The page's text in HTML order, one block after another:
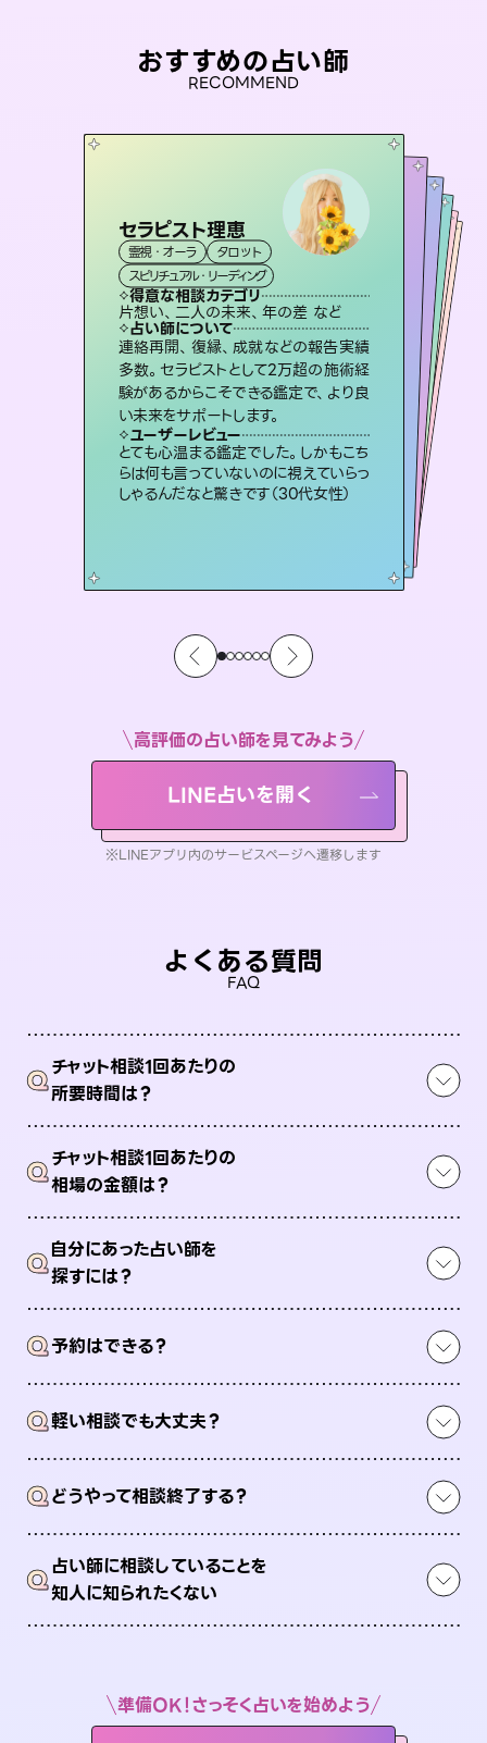
おすすめの占い師
RECOMMEND
セラピスト理恵
霊視・オーラ
タロット
スピリチュアル・リーディング
得意な相談カテゴリ
片想い、二人の未来、年の差 など
占い師について
連絡再開、復縁、成就などの報告実績
多数。セラピストとして2万超の施術経
験があるからこそできる鑑定で、より良
い未来をサポートします。
ユーザーレビュー
とても心温まる鑑定でした。しかもこち
らは何も言っていないのに視えていらっ
しゃるんだなと驚きです（30代女性）
アイリス -iris-
西洋占星術 タロット
ルーン
得意な相談カテゴリ
恋愛総合、片想い、二人の未来 など
占い師について
復縁、恋愛、不倫の行方、同性愛や片
思い、仕事関係や借金問題まで知りた
いことや心の負担になっていることを
紐解き、背中をそっと押して導きます。
ユーザーレビュー
安心感のあり、言い切ってくれる所や濁
さない鑑定のおかげで、毎回自分の気
持ちを整えられます（30代 男性）
未来視師＊花
霊視・オーラ
スピリチュアル・リーディング
得意な相談カテゴリ
出逢い、片想い、復縁 など
占い師について
未来には何パターンもの選択肢があり
ます。不安で視えにくくなっているあな
たの素敵な未来を見つけ、その未来を
選択できるようアドバイスします。
ユーザーレビュー
職場の人の性質や人間関係、本心など
本当によく視えていてびっくり。対策が
打てて前向きになれます（40代）
彗望（すいぼう
霊視・オーラ
スピリチュアル・リーディング
得意な相談カテゴリ
片想い、あの人の気持ち、復縁 など
占い師について
3,700年以上の歴史を持つ東洋最古の占術「易占」で詳細まで占い、幸せへ向かう道筋を示します。厳しい結果にも具体的な対策をお伝えします。
ユーザーレビュー
複雑な背景もしっかり聞いて鑑定して
いただけました。気持ちが楽になりまし
た（50代 女性）
桃源珠羽
霊視・オーラ
スピリチュアル・リーディング
得意な相談カテゴリ
片想い、あの人の気持ち、復縁 など
占い師について
恋愛のお悩みの中でも特に「曖昧な関
係」の相談を得意としており、友達以上
恋人未満なお相手との今後や本音を丁
寧に読み解き恋愛成就へと導きます。
ユーザーレビュー
鑑定していただいてアドバイス通りに行
動すると仲が復活してきました。ありが
とうございました（40代 女性）
おう 霊感オラクル
霊視・オーラ
オラクルカード
得意な相談カテゴリ
恋愛総合、あの人の気持ち など
占い師について
霊視×オラクルカードを使って「今」と
「未来」そして「気になるあの人の気持
ち」まで丁寧に読み解き、恋や人生のヒ
ントを優しく引き出します。
ユーザーレビュー
不安な気持ちが嘘みたいに晴れまし
た…！よく視えていらっしゃるんだなと
感じました（40代 女性）
高評価の占い師を見てみよう
LINE占いを開く
※LINEアプリ内のサービスページへ遷移します
よくある質問
FAQ
Qチャット相談1回あたりの
所要時間は？
Qチャット相談1回あたりの
相場の金額は？
Q自分にあった占い師を
探すには？
Q予約はできる？
Q軽い相談でも大丈夫？
Qどうやって相談終了する？
Q占い師に相談していることを
知人に知られたくない
準備OK！さっそく占いを始めよう